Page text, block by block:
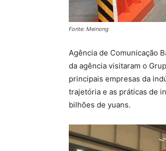
Fonte: Meinong
Agência de Comunicação
da agência visitaram o
principais empresas da
trajetória e as práticas de
bilhões de yuans.